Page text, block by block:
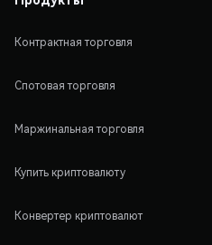
Контрактная торговля
Спотовая торговля
Маржинальная торговля
Купить криптовалюту
Конвертер криптовалют